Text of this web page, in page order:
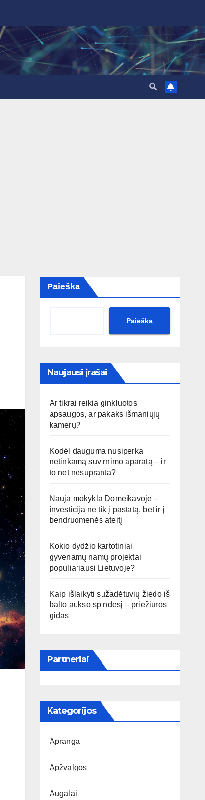
Paieška
Paieška
Naujausi įrašai
Ar tikrai reikia ginkluotos
apsaugos, ar pakaks išmaniųjų
kamerų?
Kodėl dauguma nusiperka
netinkamą suvirnimo aparatą – ir
to net nesupranta?
Nauja mokykla Domeikavoje –
investicija ne tik į pastatą, bet ir į
bendruomenės ateitį
Kokio dydžio kartotiniai
gyvenamų namų projektai
populiariausi Lietuvoje?
Kaip išlaikyti sužadėtuvių žiedo iš
balto aukso spindesį – priežiūros
gidas
Partneriai
Kategorijos
Apranga
Apžvalgos
Augalai